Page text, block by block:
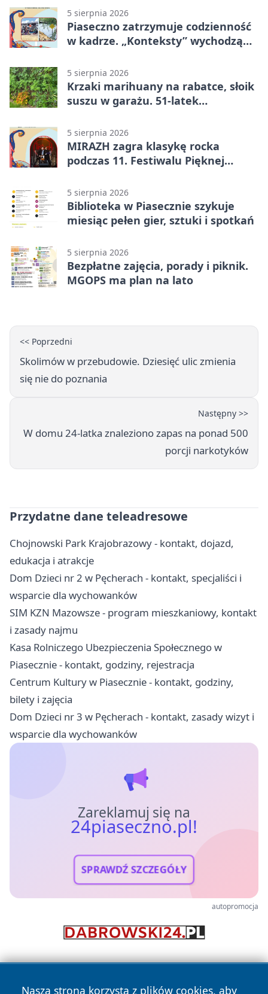
5 sierpnia 2026
Piaseczno zatrzymuje codzienność
w kadrze. „Konteksty” wychodzą
5 sierpnia 2026
Krzaki marihuany na rabatce, słoik
suszu w garażu. 51-latek
5 sierpnia 2026
MIRAZH zagra klasykę rocka
podczas 11. Festiwalu Pięknej
5 sierpnia 2026
Biblioteka w Piasecznie szykuje
miesiąc pełen gier, sztuki i spotkań
5 sierpnia 2026
Bezpłatne zajęcia, porady i piknik.
MGOPS ma plan na lato
<< Poprzedni
Skolimów w przebudowie. Dziesięć ulic zmienia
się nie do poznania
Następny >>
W domu 24-latka znaleziono zapas na ponad 500
porcji narkotyków
Przydatne dane teleadresowe
Chojnowski Park Krajobrazowy - kontakt, dojazd,
edukacja i atrakcje
Dom Dzieci nr 2 w Pęcherach - kontakt, specjaliści i
wsparcie dla wychowanków
SIM KZN Mazowsze - program mieszkaniowy, kontakt
i zasady najmu
Kasa Rolniczego Ubezpieczenia Społecznego w
Piasecznie - kontakt, godziny, rejestracja
Centrum Kultury w Piasecznie - kontakt, godziny,
bilety i zajęcia
Dom Dzieci nr 3 w Pęcherach - kontakt, zasady wizyt i
wsparcie dla wychowanków
Zareklamuj się na
24piaseczno.pl!
SPRAWDŹ SZCZEGÓŁY
autopromocja
Nasza strona korzysta z plików cookies, aby